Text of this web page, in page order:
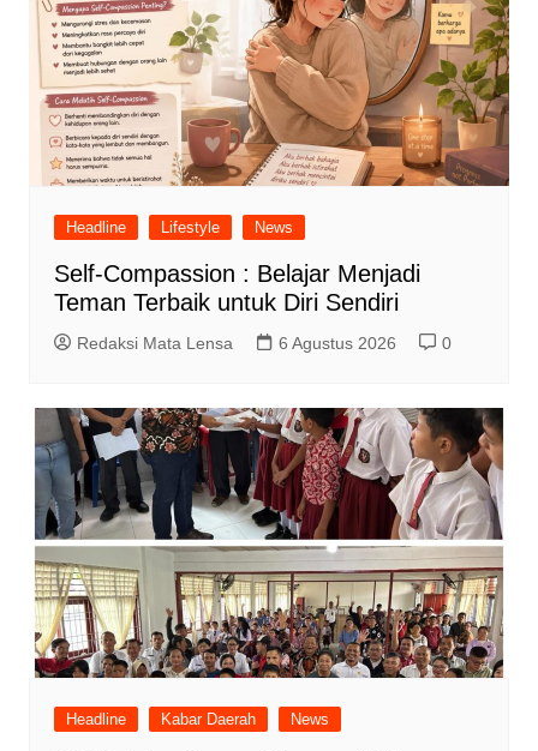
Headline Lifestyle News
Self-Compassion : Belajar Menjadi
Teman Terbaik untuk Diri Sendiri
Redaksi Mata Lensa 6 Agustus 2026 0
Headline Kabar Daerah News